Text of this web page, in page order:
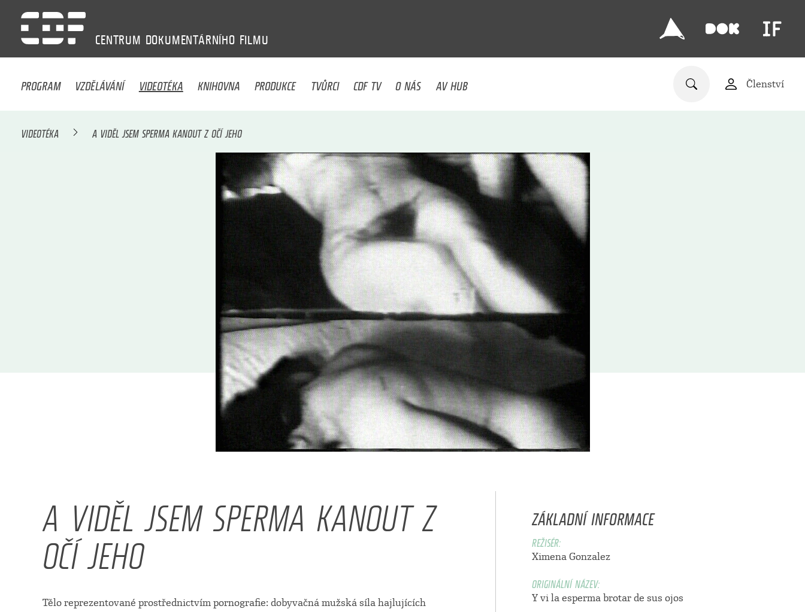
CENTRUM DOKUMENTÁRNÍHO FILMU
PROGRAM VZDĚLÁVÁNÍ VIDEOTÉKA KNIHOVNA PRODUKCE TVŮRCI CDF TV O NÁS AV HUB Členství
VIDEOTÉKA A VIDĚL JSEM SPERMA KANOUT Z OČÍ JEHO
A VIDĚL JSEM SPERMA KANOUT Z
OČÍ JEHO
Tělo reprezentované prostřednictvím pornografie: dobyvačná mužská síla hajlujících
ZÁKLADNÍ INFORMACE
REŽISÉR:
Ximena Gonzalez
ORIGINÁLNÍ NÁZEV:
Y vi la esperma brotar de sus ojos